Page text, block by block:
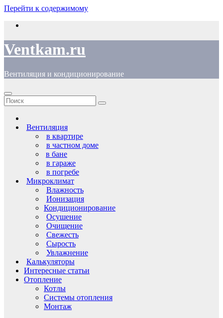
Перейти к содержимому
Ventkam.ru
Вентиляция и кондиционирование
Вентиляция
в квартире
в частном доме
в бане
в гараже
в погребе
Микроклимат
Влажность
Ионизация
Кондиционирование
Осушение
Очищение
Свежесть
Сырость
Увлажнение
Калькуляторы
Интересные статьи
Отопление
Котлы
Системы отопления
Монтаж